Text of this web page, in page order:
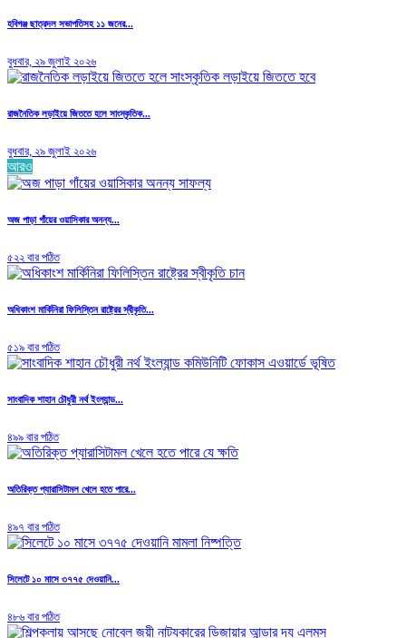
হবিগঞ্জ ছাত্রদল সভাপতিসহ ১১ জনের...
বুধবার, ২৯ জুলাই ২০২৬
রাজনৈতিক লড়াইয়ে জিততে হলে সাংস্কৃতিক...
বুধবার, ২৯ জুলাই ২০২৬
আরও
অজ পাড়া গাঁয়ের ওয়াসিকার অনন্য...
৫২২ বার পঠিত
অধিকাংশ মার্কিনিরা ফিলিস্তিন রাষ্ট্রের স্বীকৃতি...
৫১৯ বার পঠিত
সাংবাদিক শাহান চৌধুরী নর্থ ইংল্যান্ড...
৪৯৯ বার পঠিত
অতিরিক্ত প্যারাসিটামল খেলে হতে পারে...
৪৯৭ বার পঠিত
সিলেটে ১০ মাসে ৩৭৭৫ দেওয়ানি...
৪৮৬ বার পঠিত